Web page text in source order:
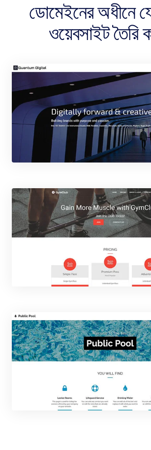
ডোমেইনের অধীনে
ওয়েবসাইট তৈরি